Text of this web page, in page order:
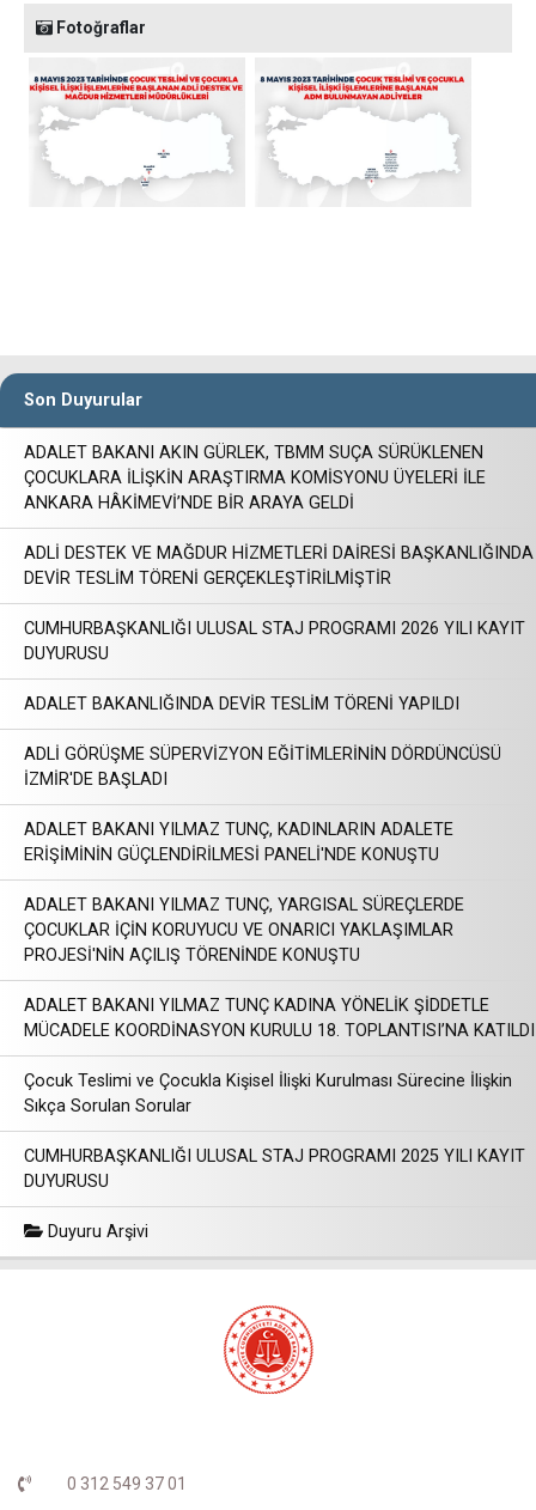
Fotoğraflar
Son Duyurular
ADALET BAKANI AKIN GÜRLEK, TBMM SUÇA SÜRÜKLENEN
ÇOCUKLARA İLİŞKİN ARAŞTIRMA KOMİSYONU ÜYELERİ İLE
ANKARA HÂKİMEVİ’NDE BİR ARAYA GELDİ
ADLİ DESTEK VE MAĞDUR HİZMETLERİ DAİRESİ BAŞKANLIĞINDA
DEVİR TESLİM TÖRENİ GERÇEKLEŞTİRİLMİŞTİR
CUMHURBAŞKANLIĞI ULUSAL STAJ PROGRAMI 2026 YILI KAYIT
DUYURUSU
ADALET BAKANLIĞINDA DEVİR TESLİM TÖRENİ YAPILDI
ADLİ GÖRÜŞME SÜPERVİZYON EĞİTİMLERİNİN DÖRDÜNCÜSÜ
İZMİR'DE BAŞLADI
ADALET BAKANI YILMAZ TUNÇ, KADINLARIN ADALETE
ERİŞİMİNİN GÜÇLENDİRİLMESİ PANELİ'NDE KONUŞTU
ADALET BAKANI YILMAZ TUNÇ, YARGISAL SÜREÇLERDE
ÇOCUKLAR İÇİN KORUYUCU VE ONARICI YAKLAŞIMLAR
PROJESİ'NİN AÇILIŞ TÖRENİNDE KONUŞTU
ADALET BAKANI YILMAZ TUNÇ KADINA YÖNELİK ŞİDDETLE
MÜCADELE KOORDİNASYON KURULU 18. TOPLANTISI’NA KATILDI
Çocuk Teslimi ve Çocukla Kişisel İlişki Kurulması Sürecine İlişkin
Sıkça Sorulan Sorular
CUMHURBAŞKANLIĞI ULUSAL STAJ PROGRAMI 2025 YILI KAYIT
DUYURUSU
Duyuru Arşivi
0 312 549 37 01